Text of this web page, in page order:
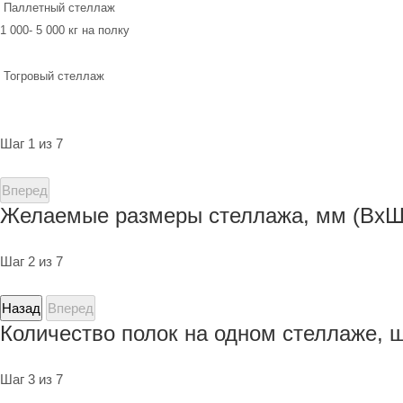
Паллетный стеллаж
1 000- 5 000 кг на полку
Тогровый стеллаж
Шаг 1 из 7
Вперед
Желаемые размеры стеллажа, мм
Шаг 2 из 7
Назад Вперед
Количество полок на одном стеллаже,
Шаг 3 из 7